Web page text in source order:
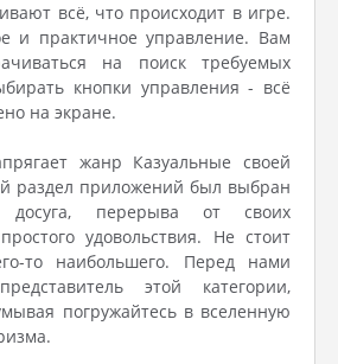
всё, что происходит в игре.
и практичное управление. Вам
на поиск требуемых
кнопки управления - всё
на экране.
жанр Казуальные своей
раздел приложений был выбран
досуга, перерыва от своих
удовольствия. Не стоит
то наибольшего. Перед нами
этой категории,
погружайтесь в вселенную